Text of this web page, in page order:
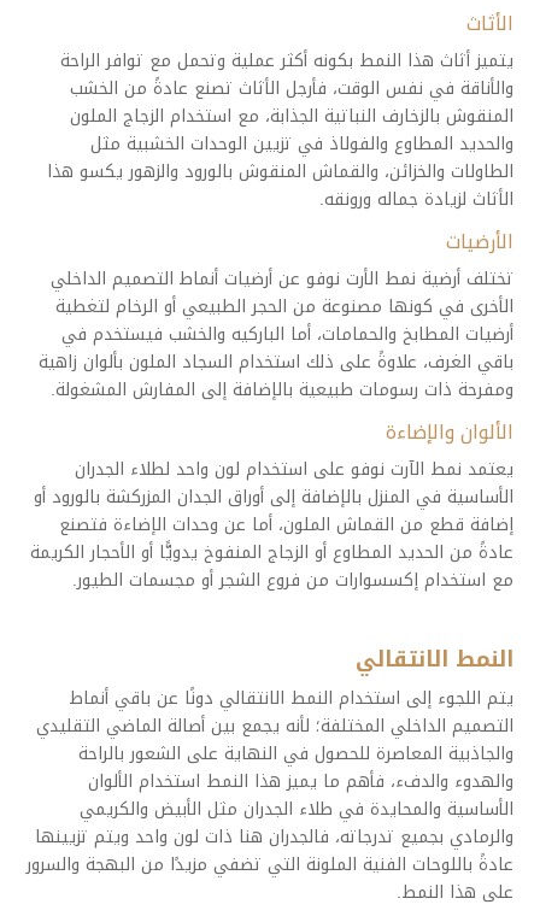
الأثاث
يتميز أثاث هذا النمط بكونه أكثر عملية وتحمل مع توافر الراحة
والأناقة في نفس الوقت، فأرجل الأثاث تصنع عادةً من الخشب
المنقوش بالزخارف النباتية الجذابة، مع استخدام الزجاج الملون
والحديد المطاوع والفولاذ في تزيين الوحدات الخشبية مثل
الطاولات والخزائن، والقماش المنقوش بالورود والزهور يكسو هذا
الأثاث لزيادة جماله ورونقه.
الأرضيات
تختلف أرضية نمط الأرت نوفو عن أرضيات أنماط التصميم الداخلي
الأخرى في كونها مصنوعة من الحجر الطبيعي أو الرخام لتغطية
أرضيات المطابخ والحمامات، أما الباركيه والخشب فيستخدم في
باقي الغرف، علاوةً على ذلك استخدام السجاد الملون بألوان زاهية
ومفرحة ذات رسومات طبيعية بالإضافة إلى المفارش المشغولة.
الألوان والإضاءة
يعتمد نمط الآرت نوفو على استخدام لون واحد لطلاء الجدران
الأساسية في المنزل بالإضافة إلى أوراق الجدان المزركشة بالورود أو
إضافة قطع من القماش الملون، أما عن وحدات الإضاءة فتصنع
عادةً من الحديد المطاوع أو الزجاج المنفوخ يدويًّا أو الأحجار الكريمة
مع استخدام إكسسوارات من فروع الشجر أو مجسمات الطيور.
النمط الانتقالي
يتم اللجوء إلى استخدام النمط الانتقالي دونًا عن باقي أنماط
التصميم الداخلي المختلفة؛ لأنه يجمع بين أصالة الماضي التقليدي
والجاذبية المعاصرة للحصول في النهاية على الشعور بالراحة
والهدوء والدفء، فأهم ما يميز هذا النمط استخدام الألوان
الأساسية والمحايدة في طلاء الجدران مثل الأبيض والكريمي
والرمادي بجميع تدرجاته، فالجدران هنا ذات لون واحد ويتم تزيينها
عادةً باللوحات الفنية الملونة التي تضفي مزيدًا من البهجة والسرور
على هذا النمط.